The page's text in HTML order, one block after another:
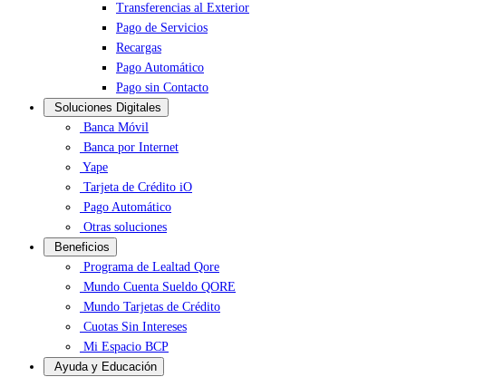
Transferencias al Exterior
Pago de Servicios
Recargas
Pago Automático
Pago sin Contacto
Soluciones Digitales
Banca Móvil
Banca por Internet
Yape
Tarjeta de Crédito iO
Pago Automático
Otras soluciones
Beneficios
Programa de Lealtad Qore
Mundo Cuenta Sueldo QORE
Mundo Tarjetas de Crédito
Cuotas Sin Intereses
Mi Espacio BCP
Ayuda y Educación